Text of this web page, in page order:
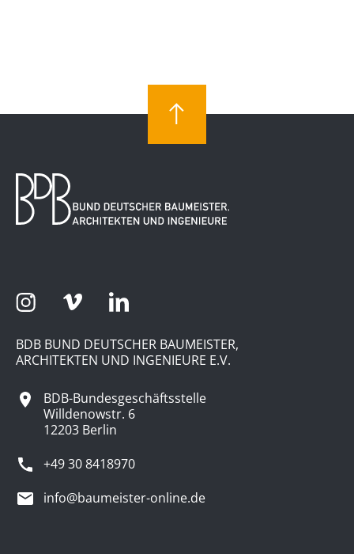
BDB BUND DEUTSCHER BAUMEISTER,
ARCHITEKTEN UND INGENIEURE E.V.
BDB-Bundesgeschäftsstelle
Willdenowstr. 6
12203 Berlin
+49 30 8418970
info@baumeister-online.de